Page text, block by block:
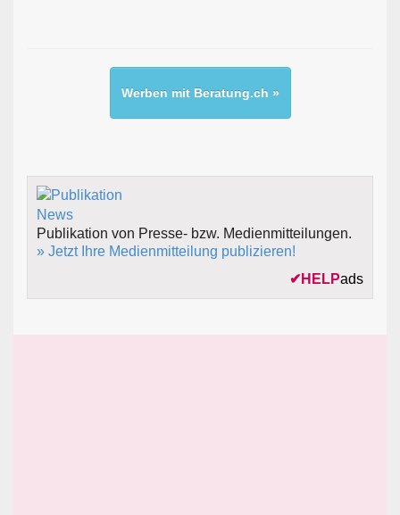
Werben mit Beratung.ch »
Publikation von Presse- bzw. Medienmitteilungen.
» Jetzt Ihre Medienmitteilung publizieren!
✔ HELPads